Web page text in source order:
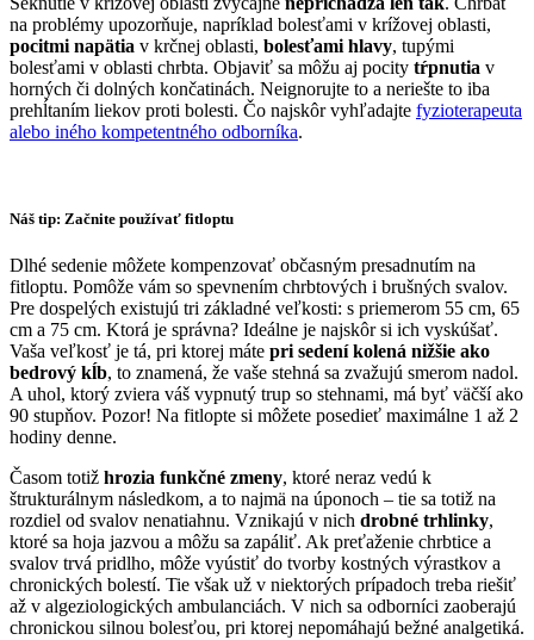
na problémy upozorňuje, napríklad bolesťami v krížovej oblasti,
pocitmi napätia v krčnej oblasti, bolesťami hlavy, tupými
bolesťami v oblasti chrbta. Objaviť sa môžu aj pocity tŕpnutia v
horných či dolných končatinách. Neignorujte to a neriešte to iba
prehĺtaním liekov proti bolesti. Čo najskôr vyhľadajte fyzioterapeuta
alebo iného kompetentného odborníka.
Náš tip: Začnite používať fitloptu
Dlhé sedenie môžete kompenzovať občasným presadnutím na
fitloptu. Pomôže vám so spevnením chrbtových i brušných svalov.
Pre dospelých existujú tri základné veľkosti: s priemerom 55 cm, 65
cm a 75 cm. Ktorá je správna? Ideálne je najskôr si ich vyskúšať.
Vaša veľkosť je tá, pri ktorej máte pri sedení kolená nižšie ako
bedrový kĺb, to znamená, že vaše stehná sa zvažujú smerom nadol.
A uhol, ktorý zviera váš vypnutý trup so stehnami, má byť väčší ako
90 stupňov. Pozor! Na fitlopte si môžete posedieť maximálne 1 až 2
hodiny denne.
Časom totiž hrozia funkčné zmeny, ktoré neraz vedú k
štrukturálnym následkom, a to najmä na úponoch – tie sa totiž na
rozdiel od svalov nenatiahnu. Vznikajú v nich drobné trhlinky,
ktoré sa hoja jazvou a môžu sa zapáliť. Ak preťaženie chrbtice a
svalov trvá pridlho, môže vyústiť do tvorby kostných výrastkov a
chronických bolestí. Tie však už v niektorých prípadoch treba riešiť
až v algeziologických ambulanciách. V nich sa odborníci zaoberajú
chronickou silnou bolesťou, pri ktorej nepomáhajú bežné analgetiká.